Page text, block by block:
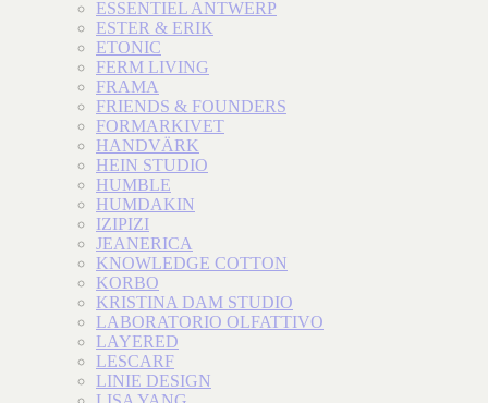
ESSENTIEL ANTWERP
ESTER & ERIK
ETONIC
FERM LIVING
FRAMA
FRIENDS & FOUNDERS
FORMARKIVET
HANDVÄRK
HEIN STUDIO
HUMBLE
HUMDAKIN
IZIPIZI
JEANERICA
KNOWLEDGE COTTON
KORBO
KRISTINA DAM STUDIO
LABORATORIO OLFATTIVO
LAYERED
LESCARF
LINIE DESIGN